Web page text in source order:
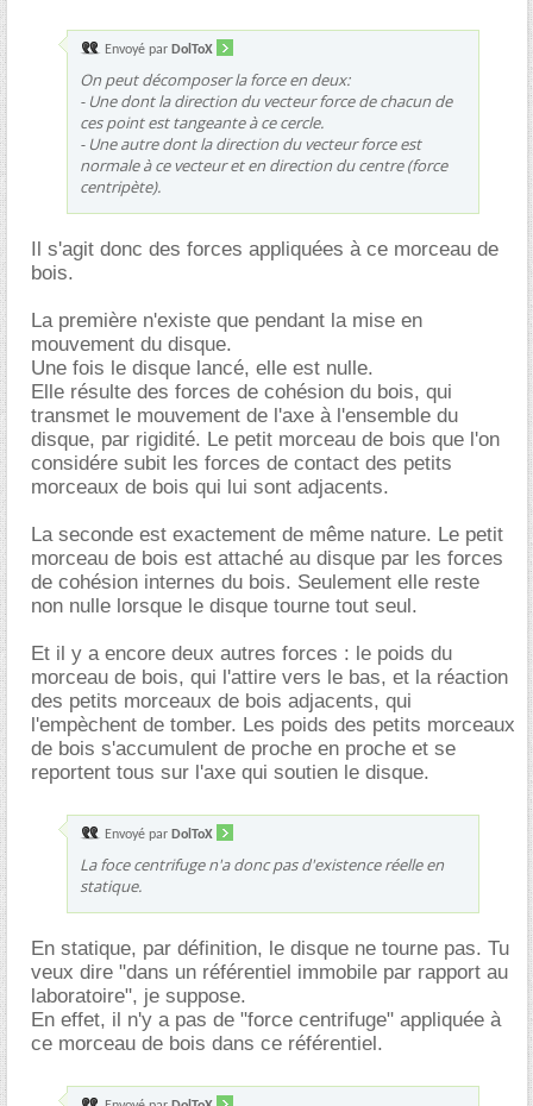
Envoyé par DolToX
On peut décomposer la force en deux:
- Une dont la direction du vecteur force de chacun de
ces point est tangeante à ce cercle.
- Une autre dont la direction du vecteur force est
normale à ce vecteur et en direction du centre (force
centripète).
Il s'agit donc des forces appliquées à ce morceau de
bois.
La première n'existe que pendant la mise en
mouvement du disque.
Une fois le disque lancé, elle est nulle.
Elle résulte des forces de cohésion du bois, qui
transmet le mouvement de l'axe à l'ensemble du
disque, par rigidité. Le petit morceau de bois que l'on
considére subit les forces de contact des petits
morceaux de bois qui lui sont adjacents.
La seconde est exactement de même nature. Le petit
morceau de bois est attaché au disque par les forces
de cohésion internes du bois. Seulement elle reste
non nulle lorsque le disque tourne tout seul.
Et il y a encore deux autres forces : le poids du
morceau de bois, qui l'attire vers le bas, et la réaction
des petits morceaux de bois adjacents, qui
l'empèchent de tomber. Les poids des petits morceaux
de bois s'accumulent de proche en proche et se
reportent tous sur l'axe qui soutien le disque.
Envoyé par DolToX
La foce centrifuge n'a donc pas d'existence réelle en
statique.
En statique, par définition, le disque ne tourne pas. Tu
veux dire "dans un référentiel immobile par rapport au
laboratoire", je suppose.
En effet, il n'y a pas de "force centrifuge" appliquée à
ce morceau de bois dans ce référentiel.